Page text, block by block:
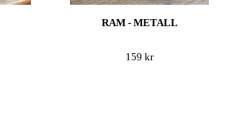
RAM - METALL
159 kr